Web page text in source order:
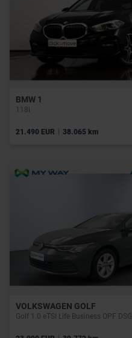
BMW 1
118i
21.490 EUR | 38.065 km
VOLKSWAGEN GOLF
Golf 1.0 eTSI Life Business OPF DSG